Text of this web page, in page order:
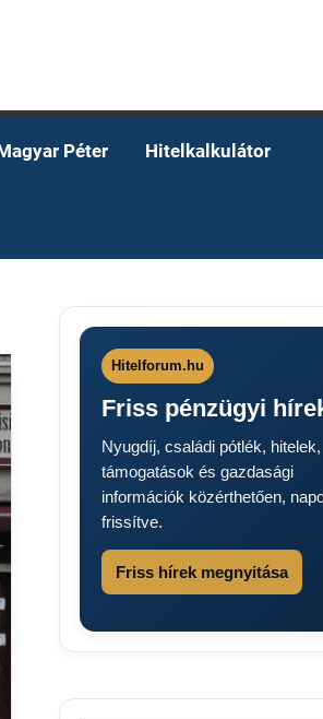
Péter Hitelkalkulátor
Hitelforum.hu
Friss pénzügyi
Nyugdíj, családi pótlék, hitelek,
támogatások és gazdasági
információk közérthetően,
frissítve.
Friss hírek megnyitása